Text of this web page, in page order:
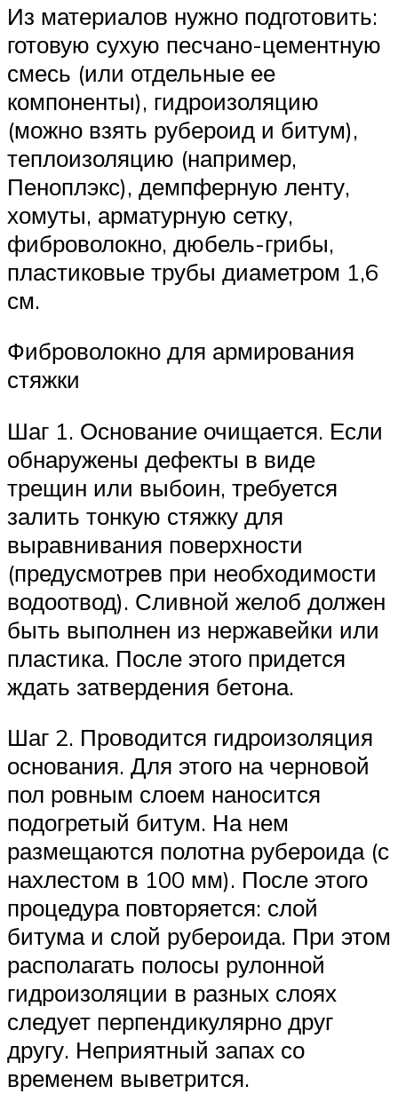
Из материалов нужно подготовить:
готовую сухую песчано-цементную
смесь (или отдельные ее
компоненты), гидроизоляцию
(можно взять рубероид и битум),
теплоизоляцию (например,
Пеноплэкс), демпферную ленту,
хомуты, арматурную сетку,
фиброволокно, дюбель-грибы,
пластиковые трубы диаметром 1,6
см.
Фиброволокно для армирования
стяжки
Шаг 1. Основание очищается. Если
обнаружены дефекты в виде
трещин или выбоин, требуется
залить тонкую стяжку для
выравнивания поверхности
(предусмотрев при необходимости
водоотвод). Сливной желоб должен
быть выполнен из нержавейки или
пластика. После этого придется
ждать затвердения бетона.
Шаг 2. Проводится гидроизоляция
основания. Для этого на черновой
пол ровным слоем наносится
подогретый битум. На нем
размещаются полотна рубероида (с
нахлестом в 100 мм). После этого
процедура повторяется: слой
битума и слой рубероида. При этом
располагать полосы рулонной
гидроизоляции в разных слоях
следует перпендикулярно друг
другу. Неприятный запах со
временем выветрится.